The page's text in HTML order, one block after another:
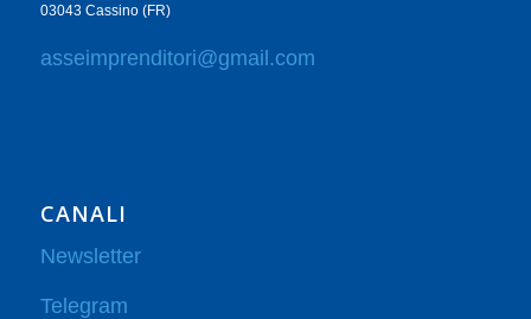
03043 Cassino (FR)
asseimprenditori@gmail.com
CANALI
Newsletter
Telegram